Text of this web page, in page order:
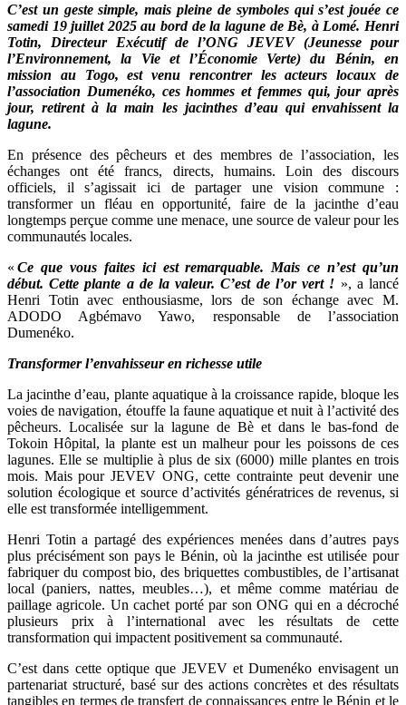
C’est un geste simple, mais pleine de symboles qui s’est jouée ce
samedi 19 juillet 2025 au bord de la lagune de Bè, à Lomé. Henri
Totin, Directeur Exécutif de l’ONG JEVEV (Jeunesse pour
l’Environnement, la Vie et l’Économie Verte) du Bénin, en
mission au Togo, est venu rencontrer les acteurs locaux de
l’association Dumenéko, ces hommes et femmes qui, jour après
jour, retirent à la main les jacinthes d’eau qui envahissent la
lagune.
En présence des pêcheurs et des membres de l’association, les
échanges ont été francs, directs, humains. Loin des discours
officiels, il s’agissait ici de partager une vision commune :
transformer un fléau en opportunité, faire de la jacinthe d’eau
longtemps perçue comme une menace, une source de valeur pour les
communautés locales.
« Ce que vous faites ici est remarquable. Mais ce n’est qu’un
début. Cette plante a de la valeur. C’est de l’or vert ! », a lancé
Henri Totin avec enthousiasme, lors de son échange avec M.
ADODO Agbémavo Yawo, responsable de l’association
Dumenéko.
Transformer l’envahisseur en richesse utile
La jacinthe d’eau, plante aquatique à la croissance rapide, bloque les
voies de navigation, étouffe la faune aquatique et nuit à l’activité des
pêcheurs. Localisée sur la lagune de Bè et dans le bas-fond de
Tokoin Hôpital, la plante est un malheur pour les poissons de ces
lagunes. Elle se multiplie à plus de six (6000) mille plantes en trois
mois. Mais pour JEVEV ONG, cette contrainte peut devenir une
solution écologique et source d’activités génératrices de revenus, si
elle est transformée intelligemment.
Henri Totin a partagé des expériences menées dans d’autres pays
plus précisément son pays le Bénin, où la jacinthe est utilisée pour
fabriquer du compost bio, des briquettes combustibles, de l’artisanat
local (paniers, nattes, meubles…), et même comme matériau de
paillage agricole. Un cachet porté par son ONG qui en a décroché
plusieurs prix à l’international avec les résultats de cette
transformation qui impactent positivement sa communauté.
C’est dans cette optique que JEVEV et Dumenéko envisagent un
partenariat structuré, basé sur des actions concrètes et des résultats
tangibles en termes de transfert de connaissances entre le Bénin et le